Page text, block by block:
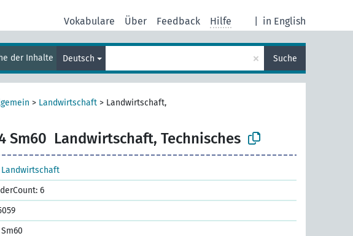
in English
Vokabulare Über Feedback Hilfe
der Inhalte Deutsch × Suche
> Landwirtschaft > Landwirtschaft,
Sm60 Landwirtschaft, Technisches
Landwirtschaft
6